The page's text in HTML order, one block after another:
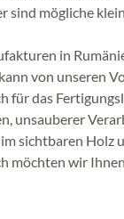
mögliche
in
von unseren
das
unsauberer
sichtbaren Holz
möchten wir